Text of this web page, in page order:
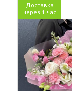
Доставка
через 1 час